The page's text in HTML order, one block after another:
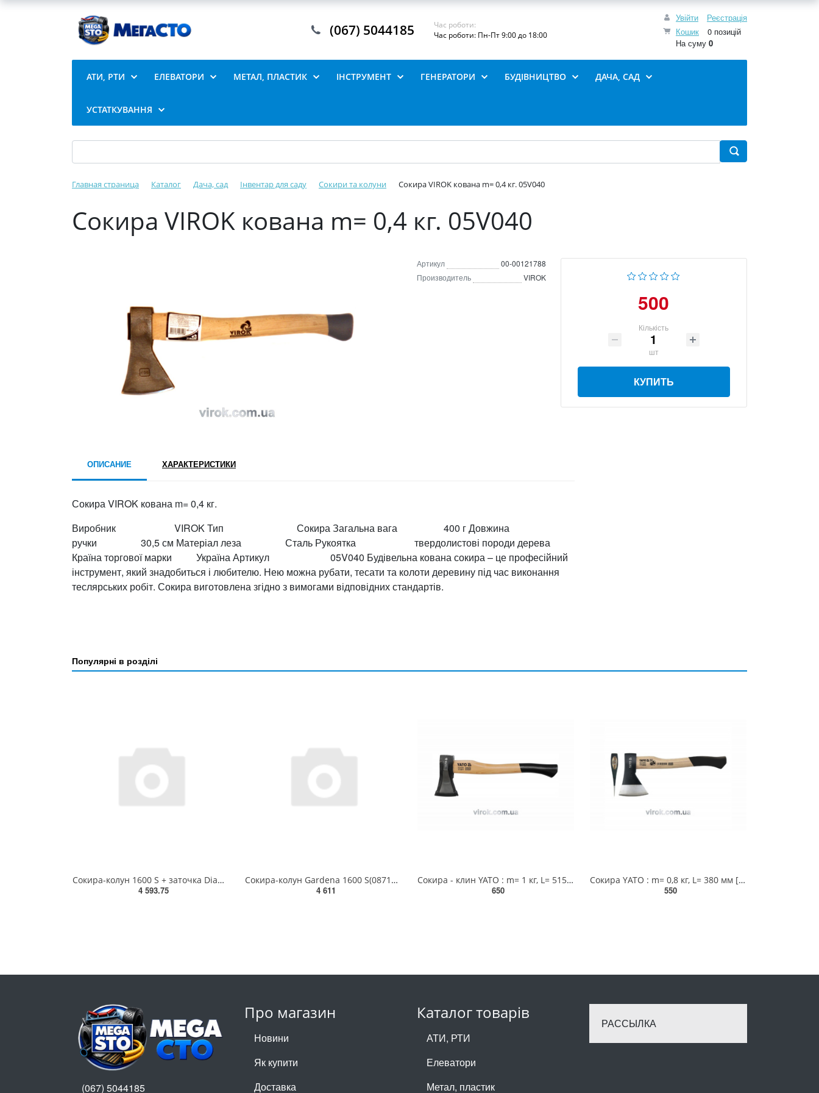
Увійти
Реєстрація
Кошик
0 позицій
На суму 0
(067) 5044185
Час роботи:
Час роботи: Пн-Пт 9:00 до 18:00
АТИ, РТИ ЕЛЕВАТОРИ МЕТАЛ, ПЛАСТИК ІНСТРУМЕНТ ГЕНЕРАТОРИ БУДІВНИЦТВО ДАЧА, САД
УСТАТКУВАННЯ
Главная страница Каталог Дача, сад Інвентар для саду Сокири та колуни Сокира VIROK кована m= 0,4 кг. 05V040
Сокира VIROK кована m= 0,4 кг. 05V040
Артикул
00-00121788
Производитель
VIROK
500
Кількість
шт
КУПИТЬ
ОПИСАНИЕ ХАРАКТЕРИСТИКИ
Сокира VIROK кована m= 0,4 кг.
Виробник VIROK Тип Сокира Загальна вага 400 г Довжина
ручки 30,5 см Матеріал леза Сталь Рукоятка твердолистові породи дерева
Країна торгової марки Україна Артикул 05V040 Будівельна кована сокира – це професійний
інструмент, який знадобиться і любителю. Нею можна рубати, тесати та колоти деревину під час виконання
теслярських робіт. Сокира виготовлена згідно з вимогами відповідних стандартів.
Популярні в розділі
Сокира-колун 1600 S + заточка Diamond ErgoTec, GARDENA 08718-30.000.00
4 593.75
Сокира-колун Gardena 1600 S(08718-48.000.00)
4 611
Сокира - клин YATO : m= 1 кг, L= 515 мм [6] YT-8011
650
Сокира YАТО : m= 0,8 кг, L= 380 мм [20] YT-8002
550
Про магазин
Новини
Як купити
Доставка
Каталог товарів
АТИ, РТИ
Елеватори
Метал, пластик
РАССЫЛКА
(067) 5044185